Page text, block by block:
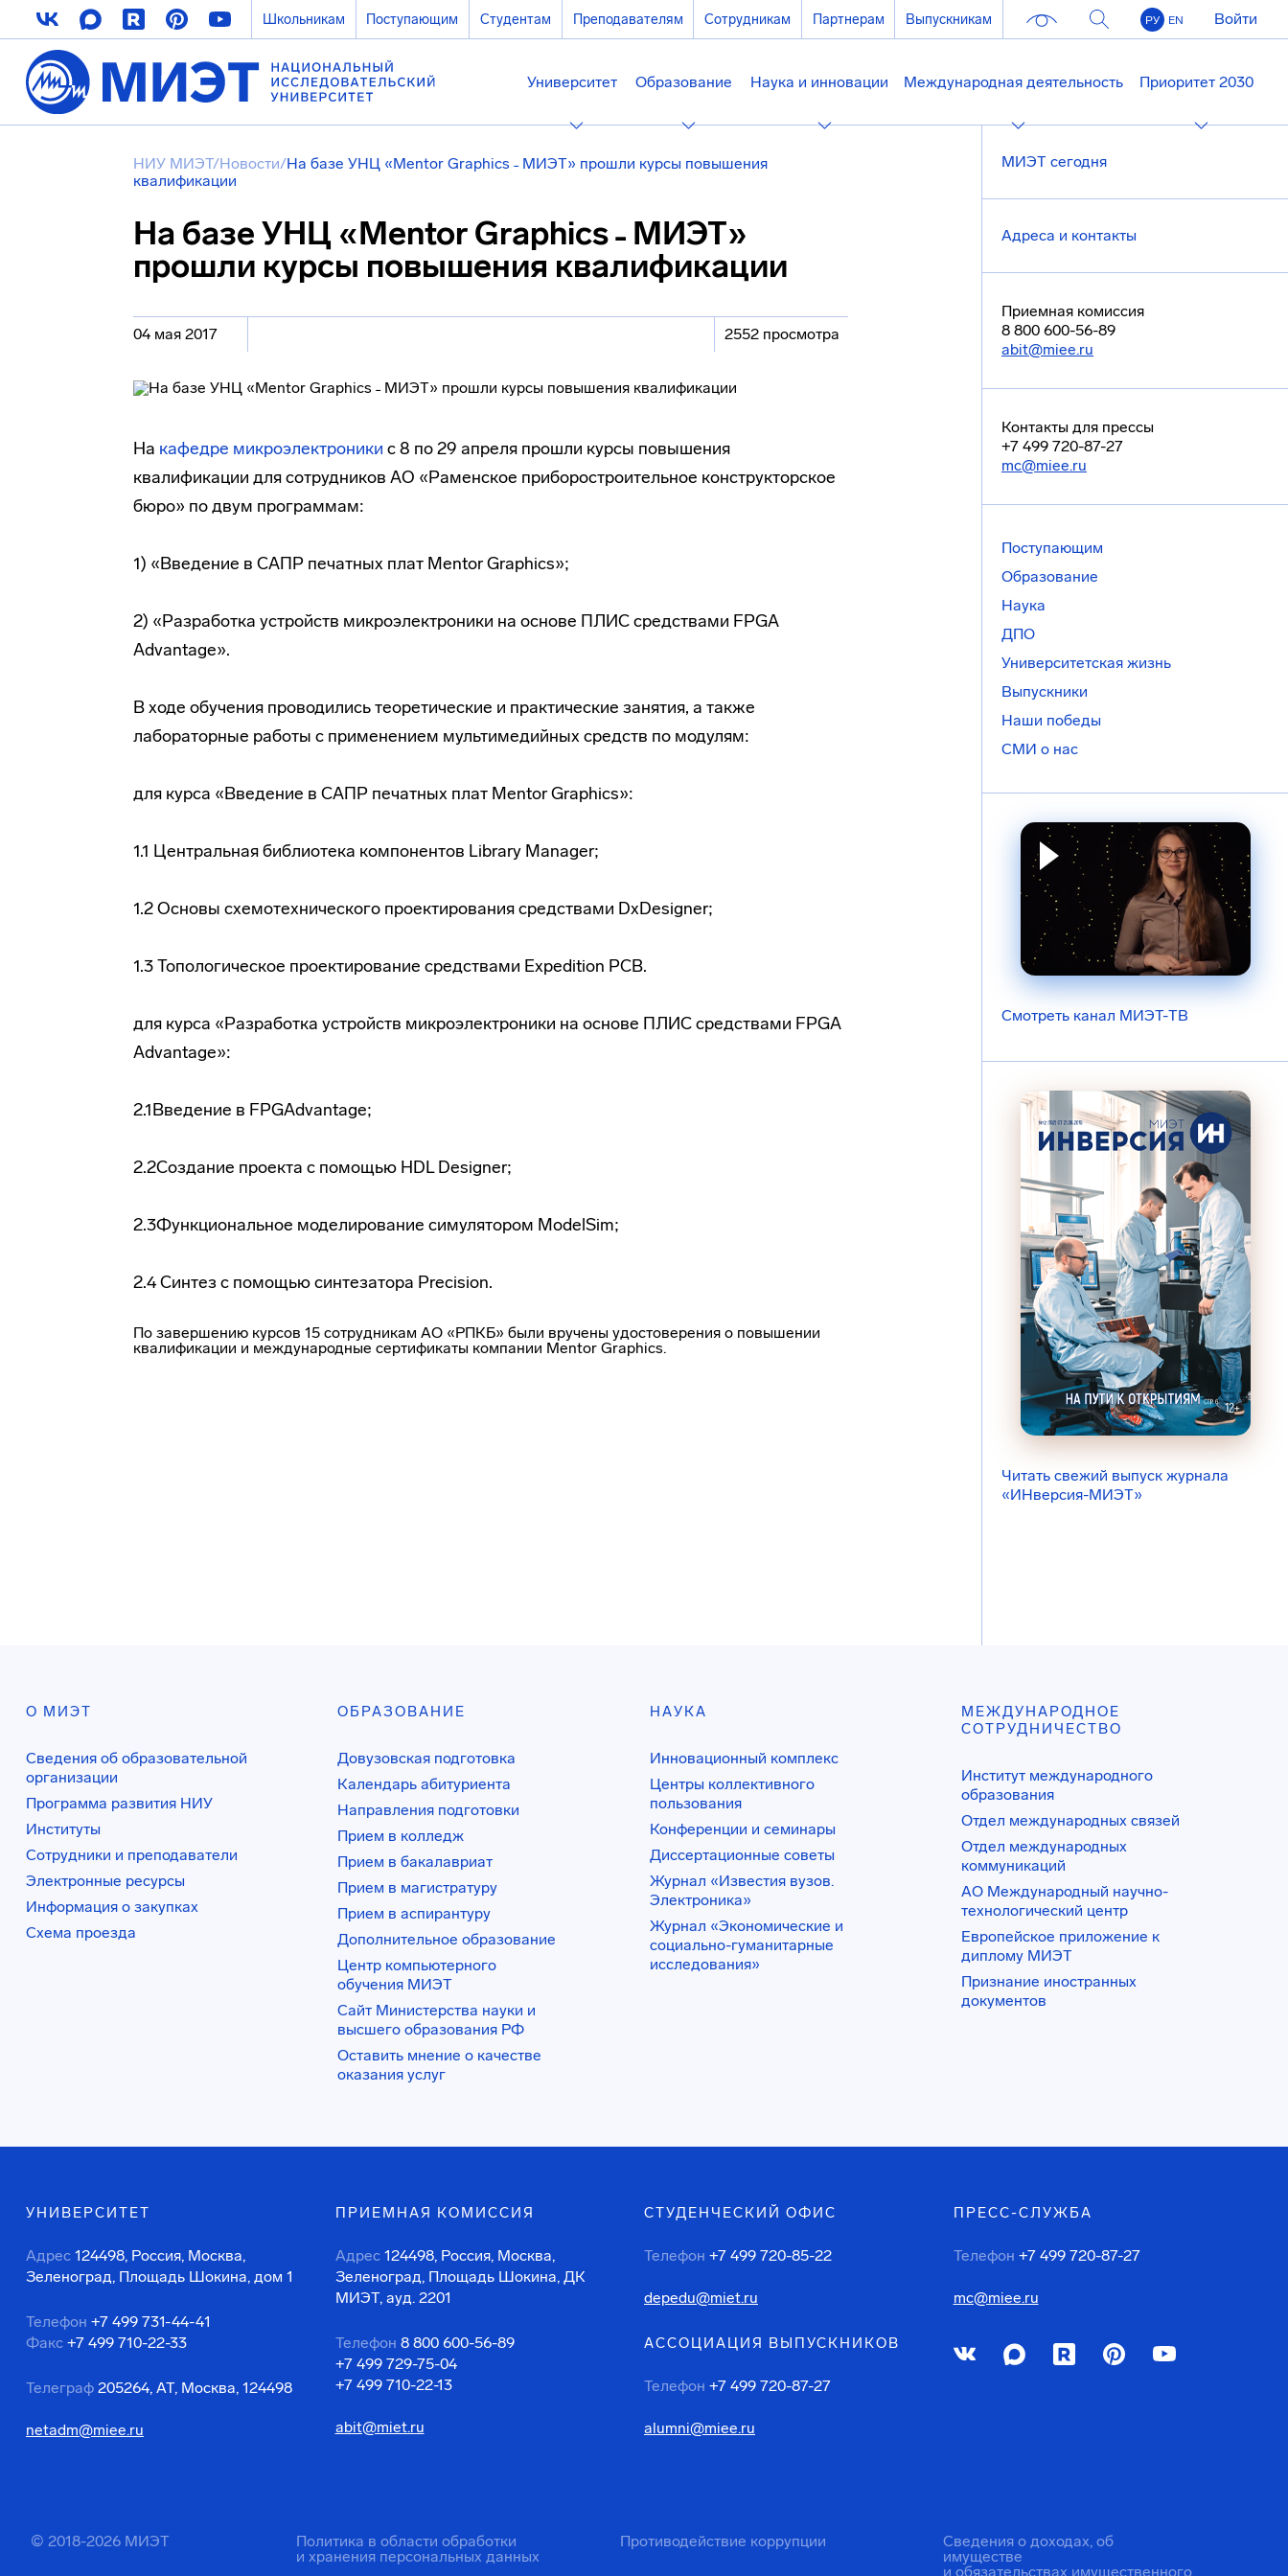
Школьникам Поступающим Студентам Преподавателям Сотрудникам Партнерам Выпускникам РУ EN Войти
Университет Образование Наука и инновации Международная деятельность Приоритет 2030
НИУ МИЭТ/Новости/На базе УНЦ «Mentor Graphics ˗ МИЭТ» прошли курсы повышения
квалификации
На базе УНЦ «Mentor Graphics ˗ МИЭТ»
прошли курсы повышения квалификации
04 мая 2017 2552 просмотра
На кафедре микроэлектроники с 8 по 29 апреля прошли курсы повышения
квалификации для сотрудников АО «Раменское приборостроительное конструкторское
бюро» по двум программам:
1) «Введение в САПР печатных плат Mentor Graphics»;
2) «Разработка устройств микроэлектроники на основе ПЛИС средствами FPGA
Advantage».
В ходе обучения проводились теоретические и практические занятия, а также
лабораторные работы с применением мультимедийных средств по модулям:
для курса «Введение в САПР печатных плат Mentor Graphics»:
1.1 Центральная библиотека компонентов Library Manager;
1.2 Основы схемотехнического проектирования средствами DxDesigner;
1.3 Топологическое проектирование средствами Expedition PCB.
для курса «Разработка устройств микроэлектроники на основе ПЛИС средствами FPGA
Advantage»:
2.1Введение в FPGAdvantage;
2.2Создание проекта с помощью HDL Designer;
2.3Функциональное моделирование симулятором ModelSim;
2.4 Синтез с помощью синтезатора Precision.
По завершению курсов 15 сотрудникам АО «РПКБ» были вручены удостоверения о повышении
квалификации и международные сертификаты компании Mentor Graphics.
МИЭТ сегодня
Адреса и контакты
Приемная комиссия
8 800 600-56-89
abit@miee.ru
Контакты для прессы
+7 499 720-87-27
mc@miee.ru
Поступающим
Образование
Наука
ДПО
Университетская жизнь
Выпускники
Наши победы
СМИ о нас
Смотреть канал МИЭТ-ТВ
Читать свежий выпуск журнала
«ИНверсия-МИЭТ»
О МИЭТ
Сведения об образовательной
организации
Программа развития НИУ
Институты
Сотрудники и преподаватели
Электронные ресурсы
Информация о закупках
Схема проезда
ОБРАЗОВАНИЕ
Довузовская подготовка
Календарь абитуриента
Направления подготовки
Прием в колледж
Прием в бакалавриат
Прием в магистратуру
Прием в аспирантуру
Дополнительное образование
Центр компьютерного
обучения МИЭТ
Сайт Министерства науки и
высшего образования РФ
Оставить мнение о качестве
оказания услуг
НАУКА
Инновационный комплекс
Центры коллективного
пользования
Конференции и семинары
Диссертационные советы
Журнал «Известия вузов.
Электроника»
Журнал «Экономические и
социально-гуманитарные
исследования»
МЕЖДУНАРОДНОЕ
СОТРУДНИЧЕСТВО
Институт международного
образования
Отдел международных связей
Отдел международных
коммуникаций
АО Международный научно-
технологический центр
Европейское приложение к
диплому МИЭТ
Признание иностранных
документов
УНИВЕРСИТЕТ
Адрес 124498, Россия, Москва,
Зеленоград, Площадь Шокина, дом 1
Телефон +7 499 731-44-41
Факс +7 499 710-22-33
Телеграф 205264, АТ, Москва, 124498
netadm@miee.ru
ПРИЕМНАЯ КОМИССИЯ
Адрес 124498, Россия, Москва,
Зеленоград, Площадь Шокина, ДК
МИЭТ, ауд. 2201
Телефон 8 800 600-56-89
+7 499 729-75-04
+7 499 710-22-13
abit@miet.ru
СТУДЕНЧЕСКИЙ ОФИС
Телефон +7 499 720-85-22
depedu@miet.ru
АССОЦИАЦИЯ ВЫПУСКНИКОВ
Телефон +7 499 720-87-27
alumni@miee.ru
ПРЕСС-СЛУЖБА
Телефон +7 499 720-87-27
mc@miee.ru
© 2018-2026 МИЭТ
Политика в области обработки
и хранения персональных данных
Противодействие коррупции
Сведения о доходах, об
имуществе
и обязательствах имущественного